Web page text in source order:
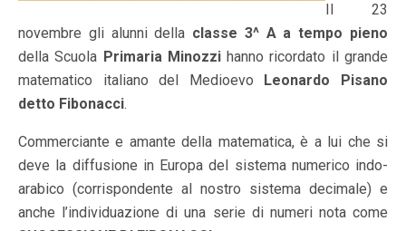
Il 23
novembre gli alunni della classe 3^ A a tempo pieno
della Scuola Primaria Minozzihanno ricordato il grande
matematico italiano del Medioevo
Leonardo Pisano
detto Fibonacci.
Commerciante e amante della matematica, è a lui che si
deve la diffusione in Europa del sistema numerico indo-
arabico (corrispondente al nostro sistema decimale) e
anche l’individuazione di una serie di numeri nota come